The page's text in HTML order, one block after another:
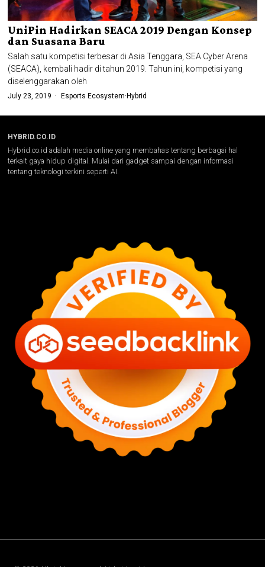
UniPin Hadirkan SEACA 2019 Dengan Konsep
dan Suasana Baru
Salah satu kompetisi terbesar di Asia Tenggara, SEA Cyber Arena
(SEACA), kembali hadir di tahun 2019. Tahun ini, kompetisi yang
diselenggarakan oleh
July 23, 2019 Esports Ecosystem·Hybrid
HYBRID.CO.ID
Hybrid.co.id adalah media online yang membahas tentang berbagai hal
terkait gaya hidup digital. Mulai dari gadget sampai dengan informasi
tentang teknologi terkini seperti AI.